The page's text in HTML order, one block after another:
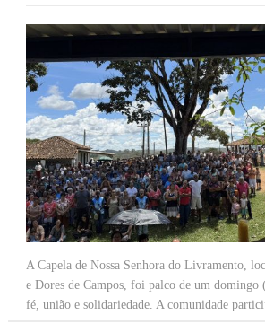
A Capela de Nossa Senhora do Livramento,
e Dores de Campos, foi palco de um domingo
fé, união e solidariedade. A comunidade